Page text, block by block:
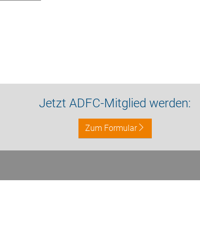
Jetzt ADFC-Mitglied werden:
Zum Formular